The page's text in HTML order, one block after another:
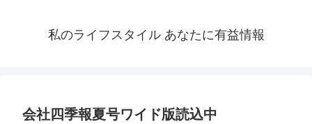
私のライフスタイル あなたに有益情報
会社四季報夏号ワイド版読込中